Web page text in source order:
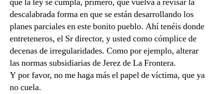
que la ley se cumpla, primero, que vuelva a revisar la
descalabrada forma en que se están desarrollando los
planes parciales en este bonito pueblo. Ahí tenéis donde
entreteneros, el Sr director, y usted como cómplice de
decenas de irregularidades. Como por ejemplo, alterar
las normas subsidiarias de Jerez de La Frontera.
Y por favor, no me haga más el papel de víctima, que ya
no cuela.